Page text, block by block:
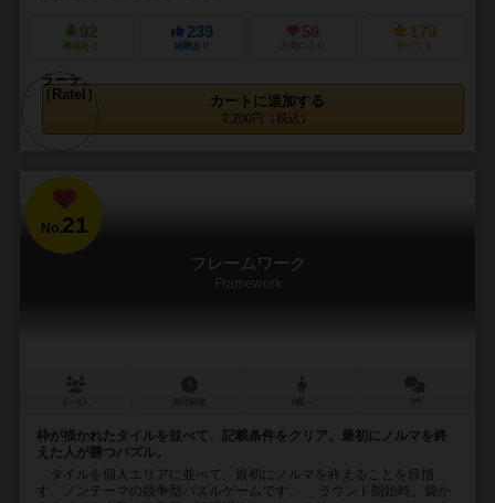
92
興味あり
239
経験あり
59
お気に入り
179
持ってる
カートに追加する
2,200円（税込）
No.21
フレームワーク
Framework
枠が描かれたタイルを並べて、記載条件をクリア。最初にノルマを終
えた人が勝つパズル。
タイルを個人エリアに並べて、最初にノルマを終えることを目指
す、ノンテーマの競争型パズルゲームです。 ラウンド開始時、袋か